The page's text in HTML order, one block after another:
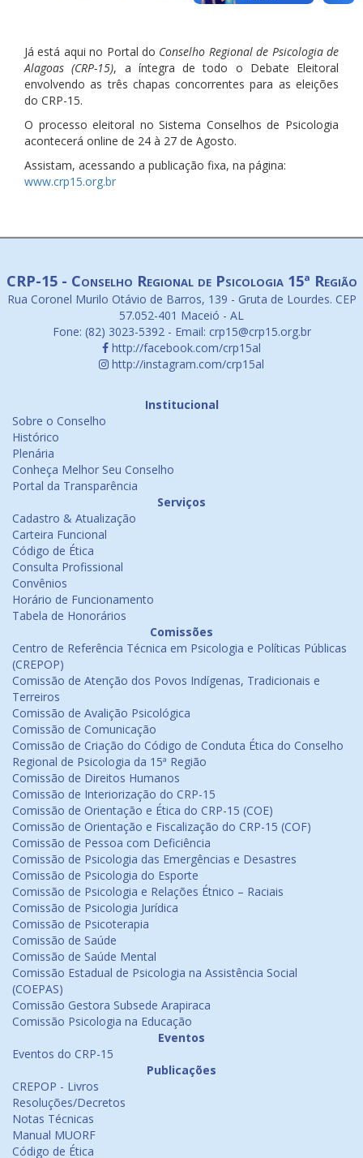
Já está aqui no Portal do Conselho Regional de Psicologia de
Alagoas (CRP-15), a íntegra de todo o Debate Eleitoral
envolvendo as três chapas concorrentes para as eleições
do CRP-15.
O processo eleitoral no Sistema Conselhos de Psicologia
acontecerá online de 24 à 27 de Agosto.
Assistam, acessando a publicação fixa, na página:
www.crp15.org.br
CRP-15 - Conselho Regional de Psicologia 15ª Região
Rua Coronel Murilo Otávio de Barros, 139 - Gruta de Lourdes. CEP
57.052-401 Maceió - AL
Fone: (82) 3023-5392 - Email: crp15@crp15.org.br
http://facebook.com/crp15al
http://instagram.com/crp15al
Institucional
Sobre o Conselho
Histórico
Plenária
Conheça Melhor Seu Conselho
Portal da Transparência
Serviços
Cadastro & Atualização
Carteira Funcional
Código de Ética
Consulta Profissional
Convênios
Horário de Funcionamento
Tabela de Honorários
Comissões
Centro de Referência Técnica em Psicologia e Políticas Públicas
(CREPOP)
Comissão de Atenção dos Povos Indígenas, Tradicionais e
Terreiros
Comissão de Avalição Psicológica
Comissão de Comunicação
Comissão de Criação do Código de Conduta Ética do Conselho
Regional de Psicologia da 15ª Região
Comissão de Direitos Humanos
Comissão de Interiorização do CRP-15
Comissão de Orientação e Ética do CRP-15 (COE)
Comissão de Orientação e Fiscalização do CRP-15 (COF)
Comissão de Pessoa com Deficiência
Comissão de Psicologia das Emergências e Desastres
Comissão de Psicologia do Esporte
Comissão de Psicologia e Relações Étnico – Raciais
Comissão de Psicologia Jurídica
Comissão de Psicoterapia
Comissão de Saúde
Comissão de Saúde Mental
Comissão Estadual de Psicologia na Assistência Social
(COEPAS)
Comissão Gestora Subsede Arapiraca
Comissão Psicologia na Educação
Eventos
Eventos do CRP-15
Publicações
CREPOP - Livros
Resoluções/Decretos
Notas Técnicas
Manual MUORF
Código de Ética